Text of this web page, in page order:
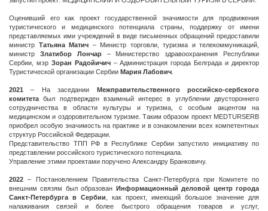
Оценивший его как проект государственной значимости для продвижения
туристического и медицинского потенциала страны, поддержку от имени
представляемых ими учреждений в виде письменных обращений предоставили
министр Татьяна Матич – Министр торговли, туризма и телекоммуникаций,
министр Златибор Лончар– Министерство здравоохранения Республики
Сербии, мэр Зоран Радойичич– Администрация города Белграда и директор
Туристической организации Сербии Мария Лабович
2021 – На заседании Межправительственного российско-сербского
комитета был подтвержден взаимный интерес в углублении двустороннего
сотрудничества в области культуры и туризма, с особым акцентом на
медицинском и оздоровительном туризме. Таким образом проект MEDTURSERB
приобрел особую значимость на практике и в ознакомлении всех компетентных
структур Российской Федерации.
Представительство ТПП РФ в Республике Сербии запустило инициативу по
представлении российского туристического потенциала.
Управление этими проектами поручено Александру Бранковичу.
2022 – Постановлением Правительства Санкт-Петербурга при Комитете по
внешним связям был образован Информационный деловой центр города
Санкт-Петербурга в Сербии , как проект, имеющий большое значение для
налаживания связей и более быстрого обращения товаров и услуг,